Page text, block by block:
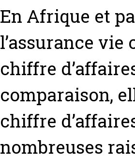
En Afrique et
l’assurance
chiffre
comparaison,
chiffre
nombreuses